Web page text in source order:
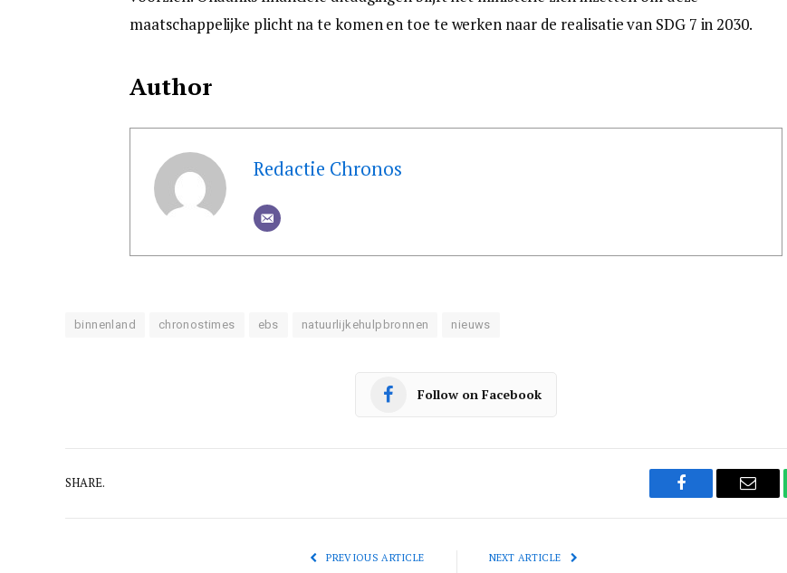
maatschappelijke plicht na te komen en toe te werken naar de realisatie van SDG 7 in 2030.
Author
Redactie Chronos
binnenland chronostimes ebs natuurlijkehulpbronnen nieuws
Follow on Facebook
SHARE.
Facebook Email
PREVIOUS ARTICLE NEXT ARTICLE